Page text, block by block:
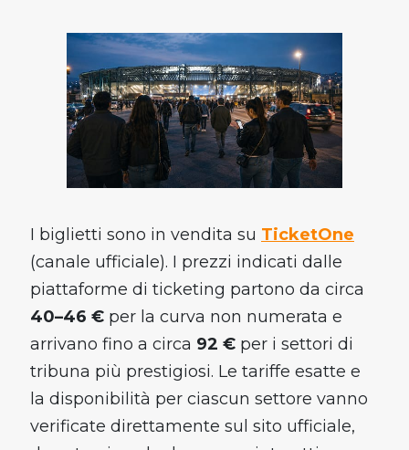
I biglietti sono in vendita su TicketOne
(canale ufficiale). I prezzi indicati dalle
piattaforme di ticketing partono da circa
40–46 € per la curva non numerata e
arrivano fino a circa 92 € per i settori di
tribuna più prestigiosi. Le tariffe esatte e
la disponibilità per ciascun settore vanno
verificate direttamente sul sito ufficiale,